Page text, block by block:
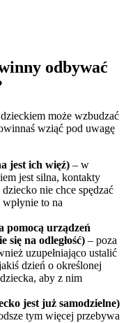
odbywać
może wzbudzać
wziąć pod uwagę
jest ich więź) – w
jest silna, kontakty
nie chce spędzać
to na
pomocą urządzeń
na odległość) – poza
uzupełniająco ustalić
dzień o określonej
aby z nim
jest już samodzielne)
tym więcej przebywa